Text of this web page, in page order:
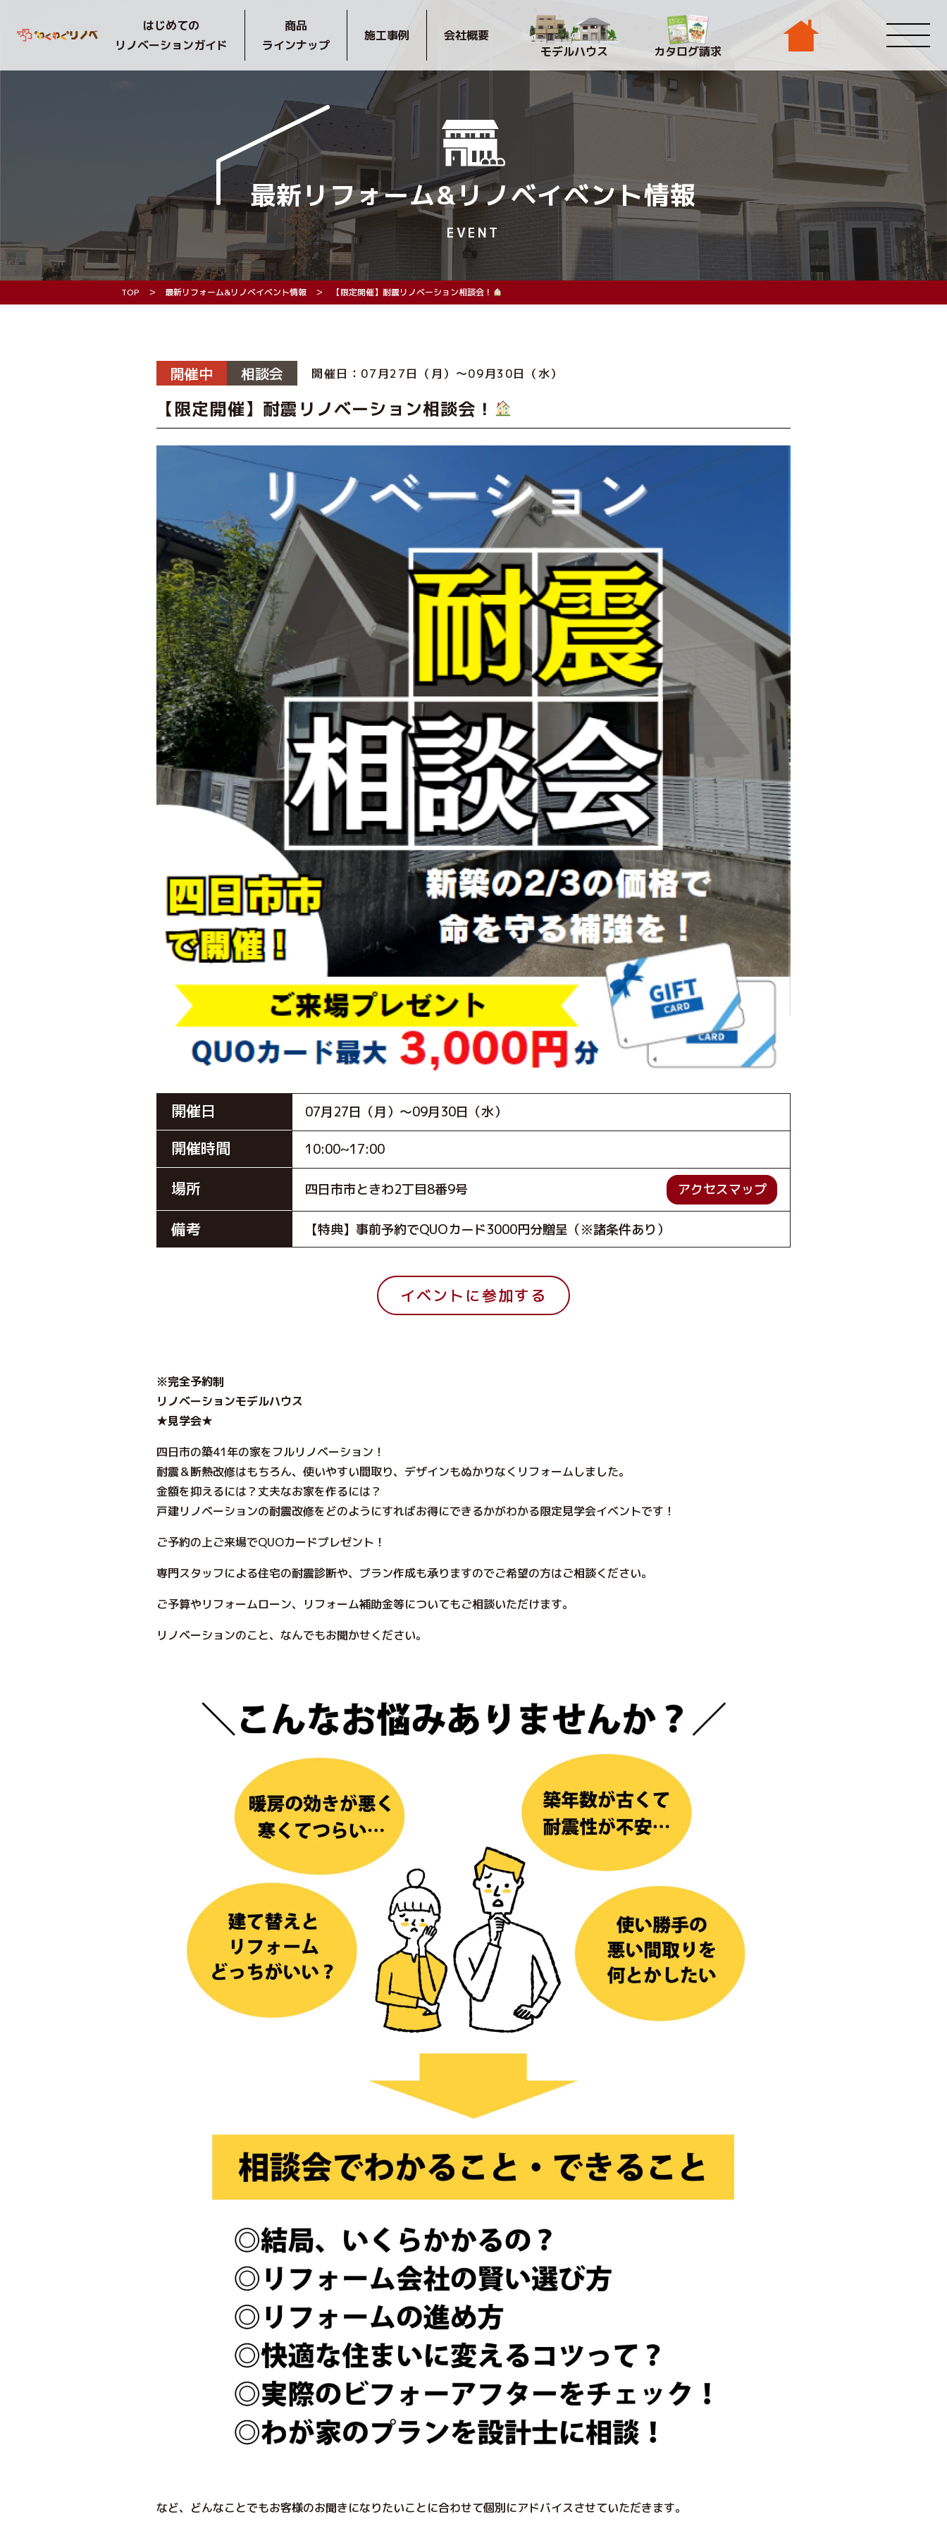
はじめての
リノベーションガイド
商品
ラインナップ
施工事例
会社概要
モデルハウス
カタログ請求
最新リフォーム&リノベイベント情報
EVENT
TOP 最新リフォーム&リノベイベント情報 【限定開催】耐震リノベーション相談会！
開催中 相談会 開催日：07月27日（月）～09月30日（水）
【限定開催】耐震リノベーション相談会！
開催日 07月27日（月）～09月30日（水）
開催時間 10:00~17:00
場所 四日市市ときわ2丁目8番9号 アクセスマップ
備考 【特典】事前予約でQUOカード3000円分贈呈（※諸条件あり）
イベントに参加する
※完全予約制
リノベーションモデルハウス
★見学会★
四日市の築41年の家をフルリノベーション！
耐震＆断熱改修はもちろん、使いやすい間取り、デザインもぬかりなくリフォームしました。
金額を抑えるには？丈夫なお家を作るには？
戸建リノベーションの耐震改修をどのようにすればお得にできるかがわかる限定見学会イベントです！
ご予約の上ご来場でQUOカードプレゼント！
専門スタッフによる住宅の耐震診断や、プラン作成も承りますのでご希望の方はご相談ください。
ご予算やリフォームローン、リフォーム補助金等についてもご相談いただけます。
リノベーションのこと、なんでもお聞かせください。
など、どんなことでもお客様のお聞きになりたいことに合わせて個別にアドバイスさせていただきます。